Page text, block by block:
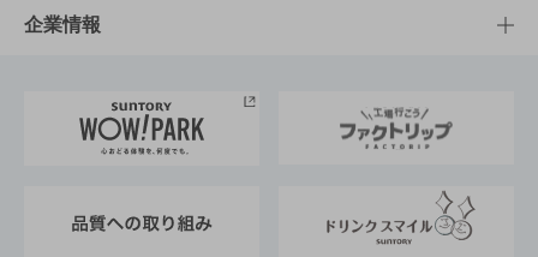
栄養成分一覧
工場見学
地域情報
サントリーホール
サントリーサンバーズ大阪
サステナビリティTOP
サントリーが考えるサステナビリティ経営
企業情報
企業概要